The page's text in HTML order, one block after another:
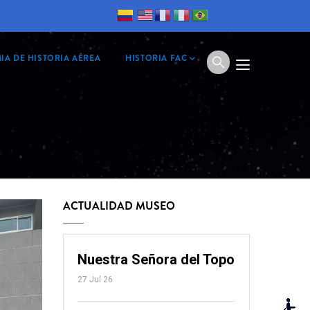
DE HISTORIA AÉREA HISTORIA FAC
ACTUALIDAD MUSEO
Nuestra Señora del Topo
27 Jul 26